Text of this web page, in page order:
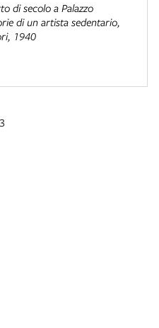
di secolo a Palazzo
di un artista sedentario,
1940